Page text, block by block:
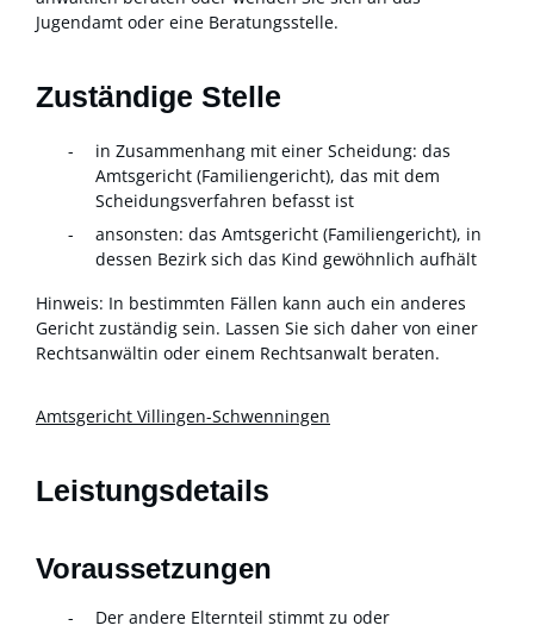
Jugendamt oder eine Beratungsstelle.
Zuständige Stelle
in Zusammenhang mit einer Scheidung: das
Amtsgericht (Familiengericht), das mit dem
Scheidungsverfahren befasst ist
ansonsten: das Amtsgericht (Familiengericht), in
dessen Bezirk sich das Kind gewöhnlich aufhält
Hinweis: In bestimmten Fällen kann auch ein anderes
Gericht zuständig sein. Lassen Sie sich daher von einer
Rechtsanwältin oder einem Rechtsanwalt beraten.
Amtsgericht Villingen-Schwenningen
Leistungsdetails
Voraussetzungen
Der andere Elternteil stimmt zu oder